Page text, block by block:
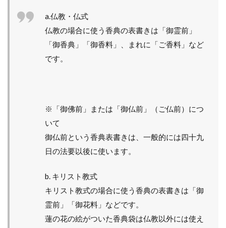
a.仏教・仏式
仏教の場合に使う香典の表書きは「御霊前」
「御香典」「御香料」、まれに「ご香料」など
です。
※「御佛前」または「御仏前」（ご仏前）につ
いて
御仏前という香典表書きは、一般的には四十九
日の法要以後に使います。
b. キリスト教式
キリスト教式の場合に使う香典の表書きは「御
霊前」「御花料」などです。
蓮の花の絵がついた香典袋は仏教以外には使え